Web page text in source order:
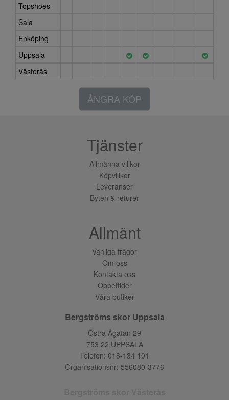
Topshoes
Sala
Enköping
Uppsala
Västerås
ÅNGRA KÖP
Tjänster
Allmänna villkor
Köpvillkor
Leveranser
Byten & returer
Allmänt
Vanliga frågor
Om oss
Kontakta oss
Öppettider
Våra butiker
Bergströms skor Uppsala
Östra Ågatan 29
753 22 UPPSALA
Telefon: 018-134 101
Organisationsnr: 556080-3776